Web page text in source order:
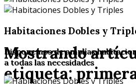
Habitaciones Dobles y
Disponemos de amplías
a todas las necesidades
Mostrando
etiqueta: